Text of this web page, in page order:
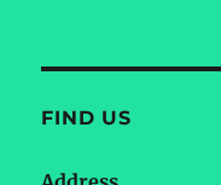
FIND US